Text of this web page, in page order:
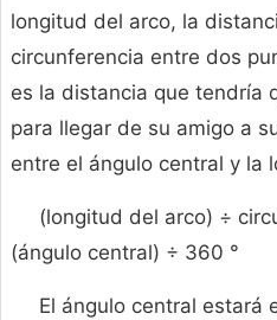
longitud del arco, la
circunferencia entre dos
es la distancia que tendría
para llegar de su amigo a
entre el ángulo central y la
(longitud del arco) ÷
(ángulo central) ÷ 360 °
El ángulo central estará